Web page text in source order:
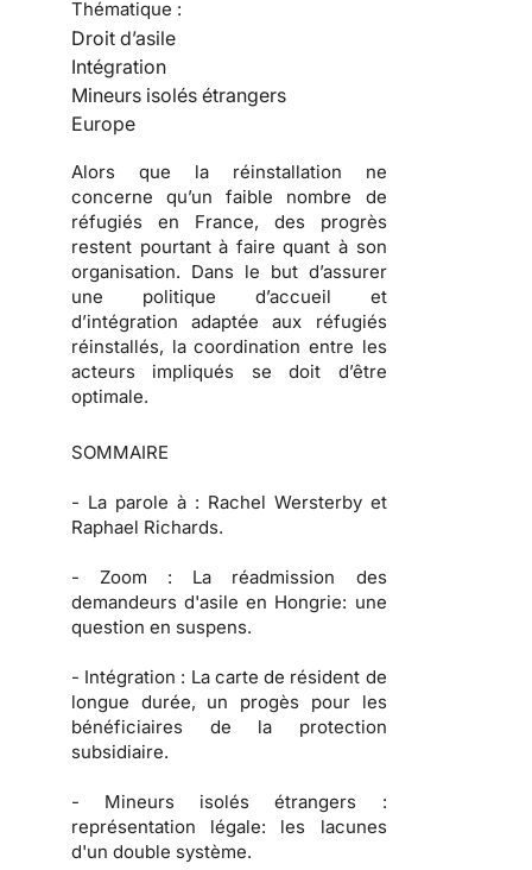
Thématique :
Droit d’asile
Intégration
Mineurs isolés étrangers
Europe
Alors que la réinstallation ne
concerne qu’un faible nombre de
réfugiés en France, des progrès
restent pourtant à faire quant à son
organisation. Dans le but d’assurer
une politique d’accueil et
d’intégration adaptée aux réfugiés
réinstallés, la coordination entre les
acteurs impliqués se doit d’être
optimale.
SOMMAIRE
- La parole à : Rachel Wersterby et
Raphael Richards.
-Zoom : La réadmission des
demandeurs d'asile en Hongrie: une
question en suspens.
- Intégration : La carte de résident de
longue durée, un progès pour les
bénéficiaires de la protection
subsidiaire.
- Mineurs isolés étrangers :
représentation légale: les lacunes
d'un double système.